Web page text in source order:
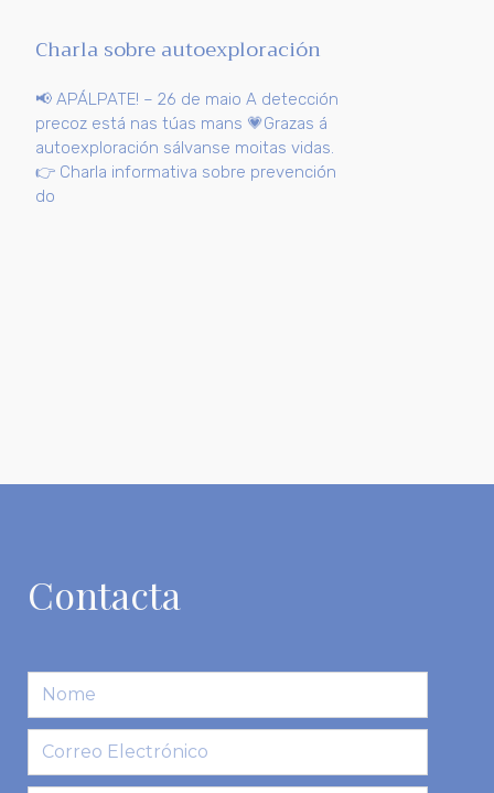
Charla sobre autoexploración
📢 APÁLPATE! – 26 de maio A detección
precoz está nas túas mans 💗Grazas á
autoexploración sálvanse moitas vidas.
👉 Charla informativa sobre prevención
do
Contacta